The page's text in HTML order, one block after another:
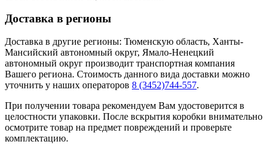
Доставка в регионы
Доставка в другие регионы: Тюменскую область, Ханты-
Мансийский автономный округ, Ямало-Ненецкий
автономный округ производит транспортная компания
Вашего региона. Стоимость данного вида доставки можно
уточнить у наших операторов 8 (3452)744-557.
При получении товара рекомендуем Вам удостоверится в
целостности упаковки. После вскрытия коробки внимательно
осмотрите товар на предмет повреждений и проверьте
комплектацию.